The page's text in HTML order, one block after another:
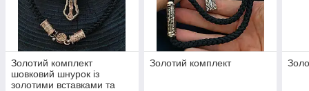
Золотий комплект
шовковий шнурок із
золотими вставками та
Золотий комплект